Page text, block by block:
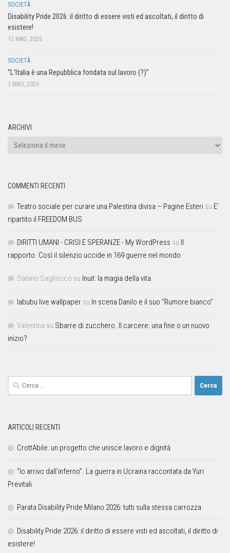
SOCIETÀ
Disability Pride 2026: il diritto di essere visti ed ascoltati, il diritto di
esistere!
12 MAG, 2026
SOCIETÀ
“L’Italia è una Repubblica fondata sul lavoro (?)”
1 MAG, 2026
ARCHIVI
COMMENTI RECENTI
Teatro sociale per curare una Palestina divisa – Pagine Esteri su E’
ripartito il FREEDOM BUS
DIRITTI UMANI - CRISI E SPERANZE - My WordPress su Il
rapporto. Così il silenzio uccide in 169 guerre nel mondo
Sabino Sagliocco su Inuit: la magia della vita
labubu live wallpaper su In scena Danilo e il suo “Rumore bianco”
Valentina su Sbarre di zucchero. Il carcere: una fine o un nuovo
inizio?
ARTICOLI RECENTI
CrottAbile: un progetto che unisce lavoro e dignità
“Io arrivo dall’inferno”. La guerra in Ucraina raccontata da Yuri
Previtali
Parata Disability Pride Milano 2026: tutti sulla stessa carrozza
Disability Pride 2026: il diritto di essere visti ed ascoltati, il diritto di
esistere!